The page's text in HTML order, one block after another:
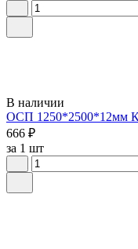
В наличии
ОСП 1250*2500*12мм
666 ₽
за 1 шт